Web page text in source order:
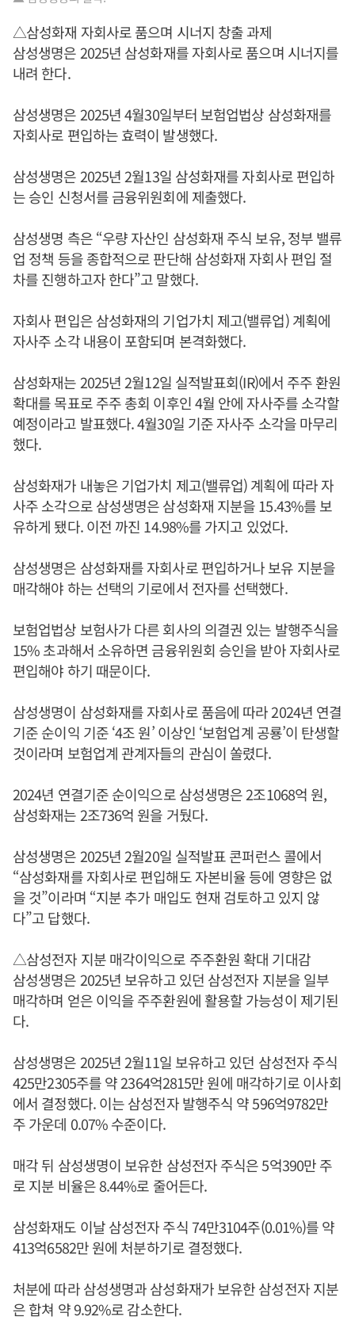
△삼성화재 자회사로 품으며 시너지 창출 과제
삼성생명은 2025년 삼성화재를 자회사로 품으며 시너지를
내려 한다.
삼성생명은 2025년 4월30일부터 보험업법상 삼성화재를
자회사로 편입하는 효력이 발생했다.
삼성생명은 2025년 2월13일 삼성화재를 자회사로 편입하
는 승인 신청서를 금융위원회에 제출했다.
삼성생명 측은 “우량 자산인 삼성화재 주식 보유, 정부 밸류
업 정책 등을 종합적으로 판단해 삼성화재 자회사 편입 절
차를 진행하고자 한다”고 말했다.
자회사 편입은 삼성화재의 기업가치 제고(밸류업) 계획에
자사주 소각 내용이 포함되며 본격화했다.
삼성화재는 2025년 2월12일 실적발표회(IR)에서 주주 환원
확대를 목표로 주주 총회 이후인 4월 안에 자사주를 소각할
예정이라고 발표했다. 4월30일 기준 자사주 소각을 마무리
했다.
삼성화재가 내놓은 기업가치 제고(밸류업) 계획에 따라 자
사주 소각으로 삼성생명은 삼성화재 지분을 15.43%를 보
유하게 됐다. 이전 까진 14.98%를 가지고 있었다.
삼성생명은 삼성화재를 자회사로 편입하거나 보유 지분을
매각해야 하는 선택의 기로에서 전자를 선택했다.
보험업법상 보험사가 다른 회사의 의결권 있는 발행주식을
15% 초과해서 소유하면 금융위원회 승인을 받아 자회사로
편입해야 하기 때문이다.
삼성생명이 삼성화재를 자회사로 품음에 따라 2024년 연결
기준 순이익 기준 ‘4조 원’ 이상인 ‘보험업계 공룡’이 탄생할
것이라며 보험업계 관계자들의 관심이 쏠렸다.
2024년 연결기준 순이익으로 삼성생명은 2조1068억 원,
삼성화재는 2조736억 원을 거뒀다.
삼성생명은 2025년 2월20일 실적발표 콘퍼런스 콜에서
“삼성화재를 자회사로 편입해도 자본비율 등에 영향은 없
을 것”이라며 “지분 추가 매입도 현재 검토하고 있지 않
다”고 답했다.
△삼성전자 지분 매각이익으로 주주환원 확대 기대감
삼성생명은 2025년 보유하고 있던 삼성전자 지분을 일부
매각하며 얻은 이익을 주주환원에 활용할 가능성이 제기된
다.
삼성생명은 2025년 2월11일 보유하고 있던 삼성전자 주식
425만2305주를 약 2364억2815만 원에 매각하기로 이사회
에서 결정했다. 이는 삼성전자 발행주식 약 596억9782만
주 가운데 0.07% 수준이다.
매각 뒤 삼성생명이 보유한 삼성전자 주식은 5억390만 주
로 지분 비율은 8.44%로 줄어든다.
삼성화재도 이날 삼성전자 주식 74만3104주(0.01%)를 약
413억6582만 원에 처분하기로 결정했다.
처분에 따라 삼성생명과 삼성화재가 보유한 삼성전자 지분
은 합쳐 약 9.92%로 감소한다.